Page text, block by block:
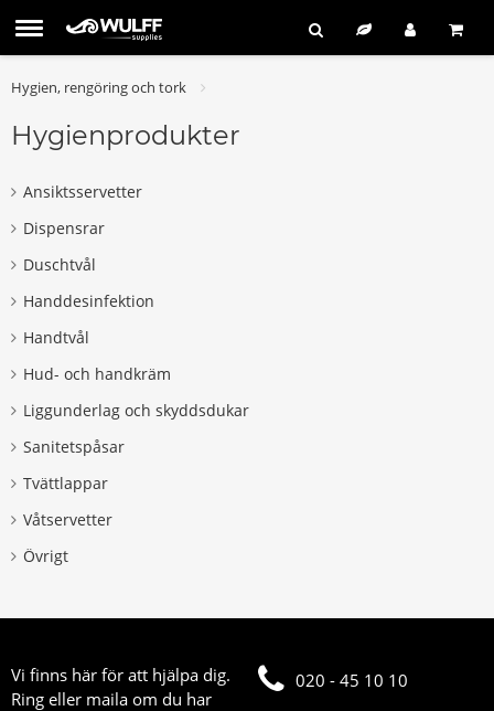
Hygien, rengöring och tork
Hygienprodukter
Ansiktsservetter
Dispensrar
Duschtvål
Handdesinfektion
Handtvål
Hud- och handkräm
Liggunderlag och skyddsdukar
Sanitetspåsar
Tvättlappar
Våtservetter
Övrigt
Vi finns här för att hjälpa dig.
Ring eller maila om du har
020 - 45 10 10